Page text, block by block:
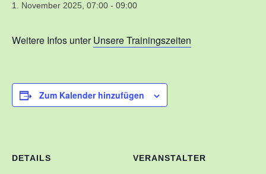
Training
Schnuppertauchen
1. November 2025, 07:00 - 09:00
Weitere Infos unterUnsere Trainingszeiten
Zum Kalender hinzufügen
DETAILS VERANSTALTER